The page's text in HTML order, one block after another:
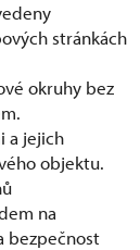
stránkách
okruhy bez
a jejich
objektu.
na
bezpečnost